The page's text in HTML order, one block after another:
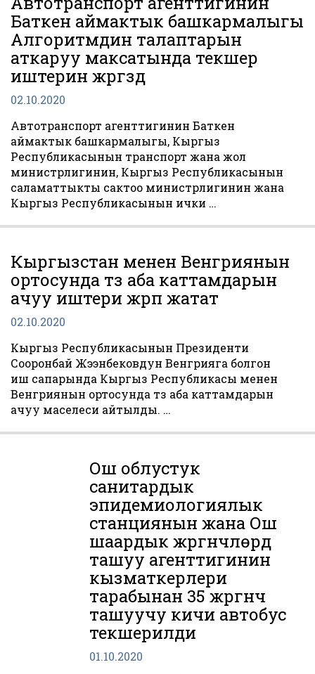
Баткен аймактык башкармалыгы
Алгоритмдин талаптарын
аткаруу максатында текшерүү
иштерин жүргүздү
02.10.2020
Автотранспорт агенттигинин Баткен
аймактык башкармалыгы, Кыргыз
Республикасынын транспорт жана жол
министрлигинин, Кыргыз Республикасынын
саламаттыкты сактоо министрлигинин жана
Кыргыз Республикасынын ички …
Кыргызстан менен Венгриянын
ортосунда түз аба каттамдарын
ачуу иштери жүрүп жатат
02.10.2020
Кыргыз Республикасынын Президенти
Сооронбай Жээнбековдун Венгрияга болгон
иш сапарында Кыргыз Республикасы менен
Венгриянын ортосунда түз аба каттамдарын
ачуу маселеси айтылды. …
Ош облустук
санитардык
эпидемиологиялык
станциянын жана Ош
шаардык жүргүнчүлөрдү
ташуу агенттигинин
кызматкерлери
тарабынан 35 жүргүнчү
ташуучу кичи автобус
текшерилди
01.10.2020